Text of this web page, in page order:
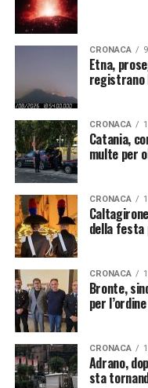
CRONACA
Etna,
registrano
CRONACA
Catania,
multe per
CRONACA
della
CRONACA
Bronte,
per
CRONACA
Adrano,
sta